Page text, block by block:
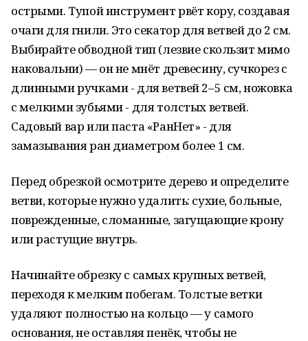
острыми. Тупой инструмент рвёт кору, создавая
очаги для гнили. Это секатор для ветвей до 2 см.
Выбирайте обводной тип (лезвие скользит мимо
наковальни) — он не мнёт древесину, сучкорез с
длинными ручками - для ветвей 2–5 см, ножовка
с мелкими зубьями - для толстых ветвей.
Садовый вар или паста «РанНет» - для
замазывания ран диаметром более 1 см.
Перед обрезкой осмотрите дерево и определите
ветви, которые нужно удалить: сухие, больные,
поврежденные, сломанные, загущающие крону
или растущие внутрь.
Начинайте обрезку с самых крупных ветвей,
переходя к мелким побегам. Толстые ветки
удаляют полностью на кольцо — у самого
основания, не оставляя пенёк, чтобы не